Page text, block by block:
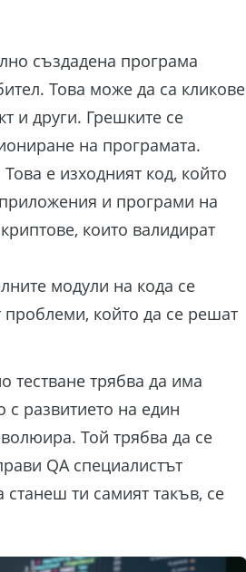
създадена програма
Това може да са кликове
и други. Грешките се
на програмата.
Това е изходният код, който
и програми на
които валидират
модули на кода се
проблеми, който да се решат
тестване трябва да има
развитието на един
Той трябва да се
QA специалистът
станеш ти самият такъв, се